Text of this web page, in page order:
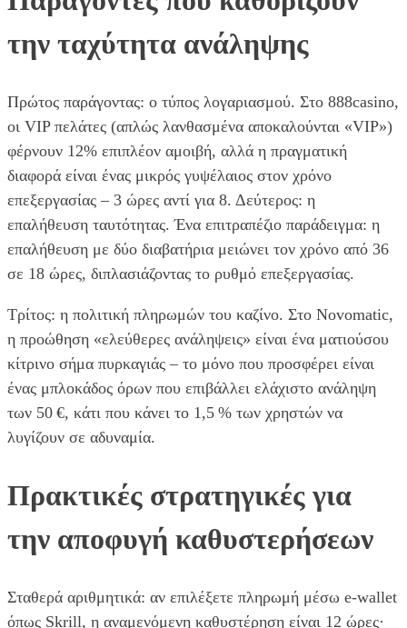
την ταχύτητα ανάληψης
Πρώτος παράγοντας: ο τύπος λογαριασμού. Στο 888casino,
οι VIP πελάτες (απλώς λανθασμένα αποκαλούνται «VIP»)
φέρνουν 12% επιπλέον αμοιβή, αλλά η πραγματική
διαφορά είναι ένας μικρός γυψέλαιος στον χρόνο
επεξεργασίας – 3 ώρες αντί για 8. Δεύτερος: η
επαλήθευση ταυτότητας. Ένα επιτραπέζιο παράδειγμα: η
επαλήθευση με δύο διαβατήρια μειώνει τον χρόνο από 36
σε 18 ώρες, διπλασιάζοντας το ρυθμό επεξεργασίας.
Τρίτος: η πολιτική πληρωμών του καζίνο. Στο Novomatic,
η προώθηση «ελεύθερες ανάληψεις» είναι ένα ματιούσου
κίτρινο σήμα πυρκαγιάς – το μόνο που προσφέρει είναι
ένας μπλοκάδος όρων που επιβάλλει ελάχιστο ανάληψη
των 50 €, κάτι που κάνει το 1,5 % των χρηστών να
λυγίζουν σε αδυναμία.
Πρακτικές στρατηγικές για
την αποφυγή καθυστερήσεων
Σταθερά αριθμητικά: αν επιλέξετε πληρωμή μέσω e-wallet
όπως Skrill, η αναμενόμενη καθυστέρηση είναι 12 ώρες·